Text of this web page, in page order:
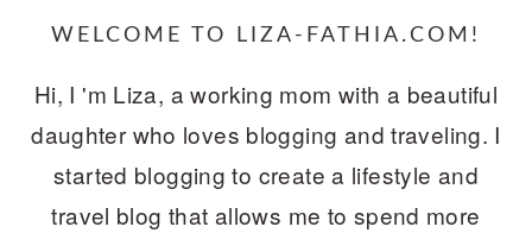
WELCOME TO LIZA-FATHIA.COM!
Hi, I 'm Liza, a working mom with a beautiful
daughter who loves blogging and traveling. I
started blogging to create a lifestyle and
travel blog that allows me to spend more